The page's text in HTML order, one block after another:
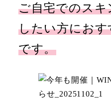
ご自宅でのス
したい方にお
です。